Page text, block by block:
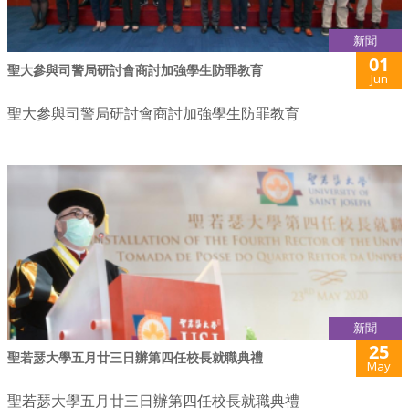
新聞
聖大參與司警局研討會商討加強學生防罪教育 01
Jun
聖大參與司警局研討會商討加強學生防罪教育
新聞
聖若瑟大學五月廿三日辦第四任校長就職典禮 25
May
聖若瑟大學五月廿三日辦第四任校長就職典禮